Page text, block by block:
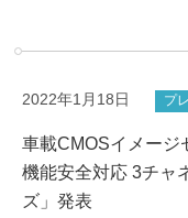
2022年1月18日 プ
車載CMOSイメージ
機能安全対応 3チャ
ズ」発表